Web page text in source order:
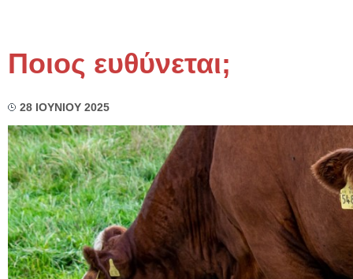
Ποιος ευθύνεται;
28 ΙΟΥΝΙΟΥ 2025